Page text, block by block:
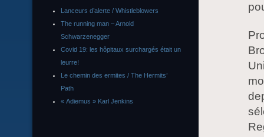
Lanceurs d’alerte / Whistleblowers
The running man – Arnold
Schwarzenegger
Covid 19: les hôpitaux surchargés était un
leurre!
Le chemin des ermites / The Hermits’
Path
« Adiemus » Karl Jenkins